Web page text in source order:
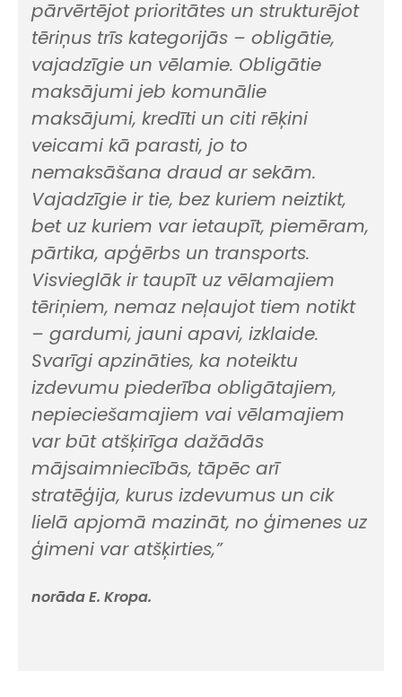
pārvērtējot prioritātes un strukturējot
tēriņus trīs kategorijās – obligātie,
vajadzīgie un vēlamie. Obligātie
maksājumi jeb komunālie
maksājumi, kredīti un citi rēķini
veicami kā parasti, jo to
nemaksāšana draud ar sekām.
Vajadzīgie ir tie, bez kuriem neiztikt,
bet uz kuriem var ietaupīt, piemēram,
pārtika, apģērbs un transports.
Visvieglāk ir taupīt uz vēlamajiem
tēriņiem, nemaz neļaujot tiem notikt
– gardumi, jauni apavi, izklaide.
Svarīgi apzināties, ka noteiktu
izdevumu piederība obligātajiem,
nepieciešamajiem vai vēlamajiem
var būt atšķirīga dažādās
mājsaimniecībās, tāpēc arī
stratēģija, kurus izdevumus un cik
lielā apjomā mazināt, no ģimenes uz
ģimeni var atšķirties,”
norāda E. Kropa.